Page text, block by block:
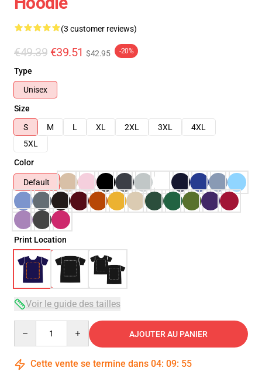
(3 customer reviews)
€49.39 €39.51 $42.95 -20%
Type
Unisex
Size
S
M L XL 2XL 3XL
4XL
5XL
Color
Default
Print Location
Voir le guide des tailles
AJOUTER AU PANIER
Cette vente se termine dans 04: 09: 54